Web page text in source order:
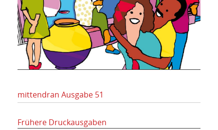
mittendran Ausgabe 51
Frühere Druckausgaben